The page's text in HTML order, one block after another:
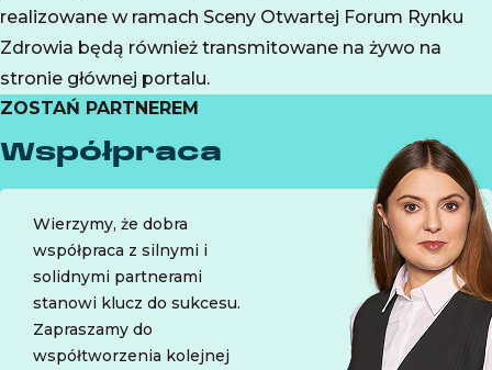
realizowane w ramach Sceny Otwartej Forum Rynku
Zdrowia będą również transmitowane na żywo na
stronie głównej portalu.
ZOSTAŃ PARTNEREM
Współpraca
Wierzymy, że dobra
współpraca z silnymi i
solidnymi partnerami
stanowi klucz do sukcesu.
Zapraszamy do
współtworzenia kolejnej